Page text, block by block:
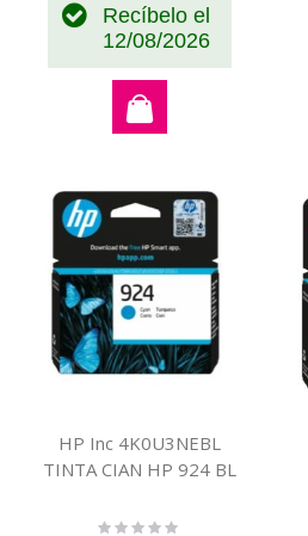
Recíbelo el
12/08/2026
HP Inc 4K0U3NEBL
TINTA CIAN HP 924 BL
Rating: